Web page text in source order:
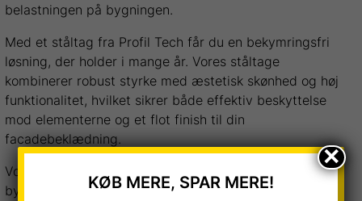
belastningen på bygningen.
Med et ståltag fra Profil Tech får du en bekymringsfri
løsning, der holder i mange år. Vores ståltage
kombinerer robust styrke med æstetisk skønhed og høj
funktionalitet, hvilket sikrer både effektiv beskyttelse
mod elementerne og et flot finish til din
facadebeklædning.
Vores
bygning og beskytter din bolig mod potentielle
KØB MERE, SPAR MERE!
×